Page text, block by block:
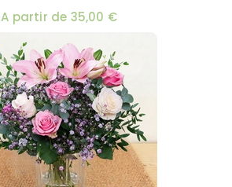
A partir de 35,00 €